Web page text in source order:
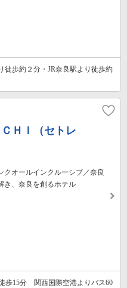
徒歩約２分・JR奈良駅より徒歩約
ＨＩ（セトレ
クオールインクルーシブ／奈良
き、奈良を創るホテル
歩15分 関西国際空港よりバス60